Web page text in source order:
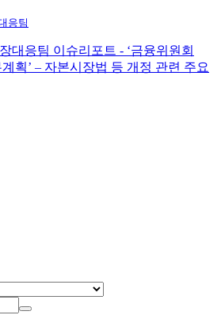
응팀
대응팀 이슈리포트 - ‘금융위원회
획’ – 자본시장법 등 개정 관련 주요